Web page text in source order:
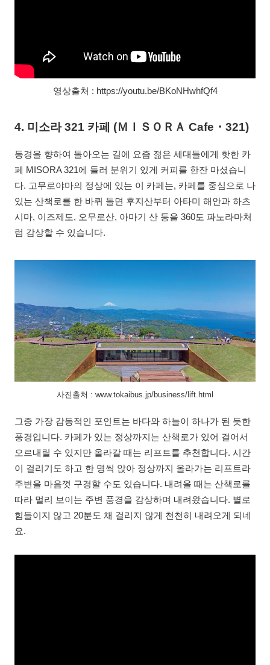
영상출처 : https://youtu.be/BKoNHwhfQf4
4. 미소라 321 카페 (ＭＩＳＯＲＡ Cafe ・ 321)
동경을 향하여 돌아오는 길에 요즘 젊은 세대들에게 핫한 카
페 MISORA 321에 들러 분위기 있게 커피를 한잔 마셨습니
다. 고무로야마의 정상에 있는 이 카페는, 카페를 중심으로 나
있는 산책로를 한 바퀴 돌면 후지산부터 아타미 해안과 하츠
시마, 이즈제도, 오무로산, 아마기 산 등을 360도 파노라마처
럼 감상할 수 있습니다.
사진출처 : www.tokaibus.jp/business/lift.html
그중 가장 감동적인 포인트는 바다와 하늘이 하나가 된 듯한
풍경입니다. 카페가 있는 정상까지는 산책로가 있어 걸어서
오르내릴 수 있지만 올라갈 때는 리프트를 추천합니다. 시간
이 걸리기도 하고 한 명씩 앉아 정상까지 올라가는 리프트라
주변을 마음껏 구경할 수도 있습니다. 내려올 때는 산책로를
따라 멀리 보이는 주변 풍경을 감상하며 내려왔습니다. 별로
힘들이지 않고 20분도 채 걸리지 않게 천천히 내려오게 되네
요.